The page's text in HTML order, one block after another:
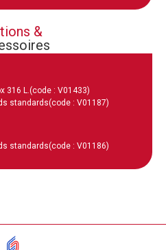
&
316 L.(code : V01433)
standards(code : V01187)
standards(code : V01186)